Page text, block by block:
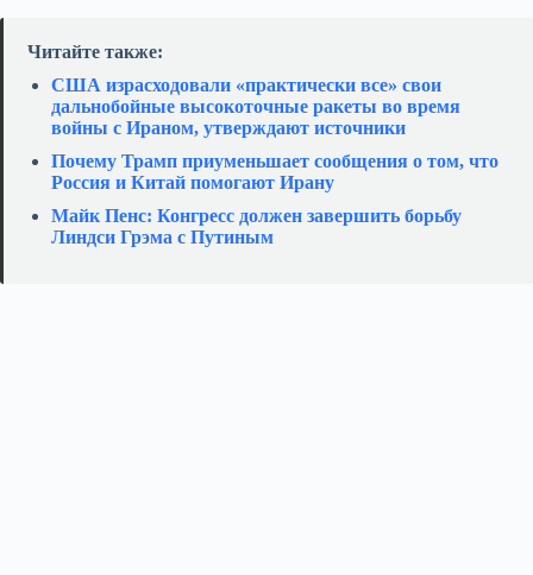
Читайте также:
США израсходовали «практически все» свои
дальнобойные высокоточные ракеты во время
войны с Ираном, утверждают источники
Почему Трамп приуменьшает сообщения о том, что
Россия и Китай помогают Ирану
Майк Пенс: Конгресс должен завершить борьбу
Линдси Грэма с Путиным